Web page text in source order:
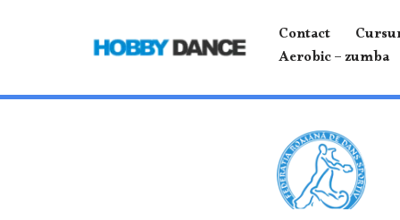
conținut
Contact
Aerobic – zumba